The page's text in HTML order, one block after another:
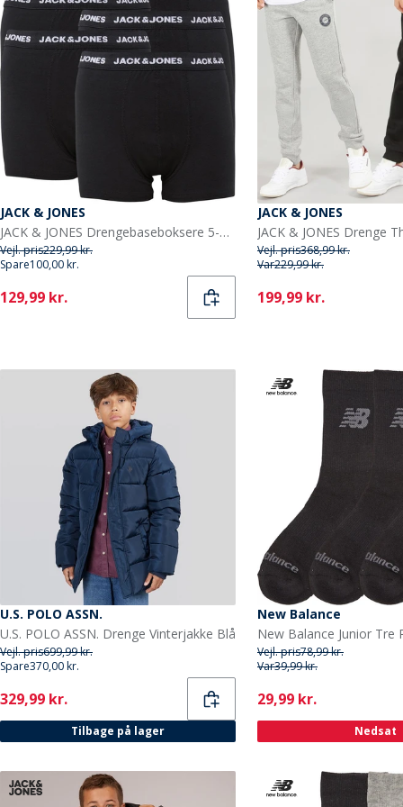
JACK & JONES
JACK & JONES Drengebaseboksere 5-pak Sort
Vejl. pris229,99 kr.
Spare100,00 kr.
Current
129,99 kr.
JACK & JONES
Vejl. pris368,99 kr.
Var229,99 kr.
Current
199,99 kr.
U.S. POLO ASSN.
U.S. POLO ASSN. Drenge Vinterjakke Blå
Vejl. pris699,99 kr.
Spare370,00 kr.
Current
329,99 kr.
Tilbage på lager
New Balance
Vejl. pris78,99 kr.
Var39,99 kr.
Current
29,99 kr.
Nedsat